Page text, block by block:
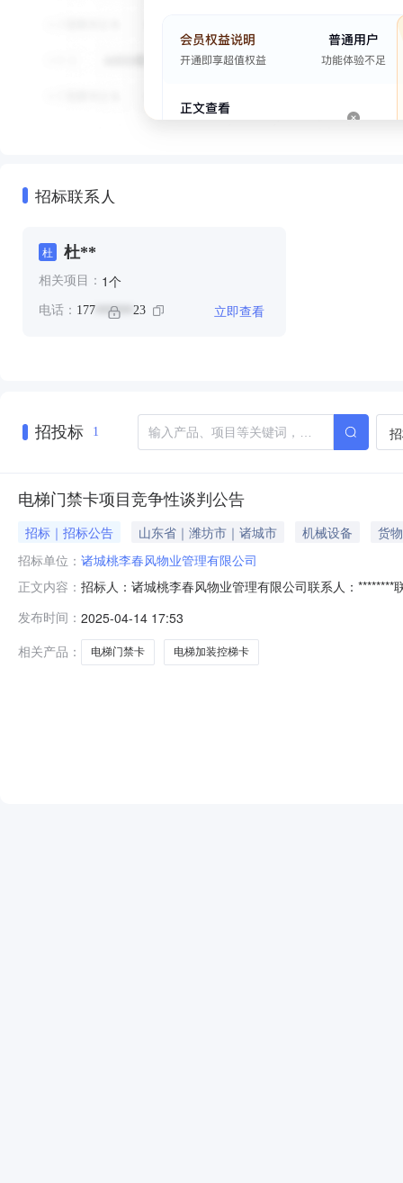
招标联系人
杜 杜**
相关项目： 1个
电话： 177 ****** 23 立即查看
招投标 1
电梯门禁卡项目竞争性谈判公告
招标｜招标公告 山东省｜潍坊市｜诸城市 机械设备
货物
招标单位： 诸城桃李春风物业管理有限公司
正文内容： 招标人：诸城桃李春风物业管理有限公司联系人：
名称：诸城桃李春风物业管理有限公司采购人地址：诸
发布时间： 2025-04-14 17:53
相关产品：
电梯门禁卡 电梯加装控梯卡